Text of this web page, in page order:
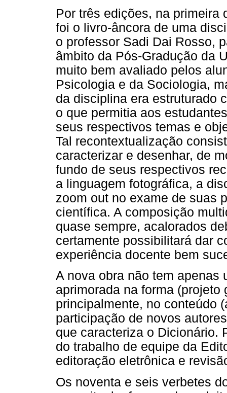
Por três edições, na primeira
foi o livro-âncora de uma
o professor Sadi Dai Rosso,
âmbito da Pós-Gradução da
muito bem avaliado pelos
Psicologia e da Sociologia,
da disciplina era estruturado
o que permitia aos
seus respectivos temas e
Tal recontextualização
caracterizar e desenhar, de
fundo de seus respectivos
a linguagem fotográfica, a
zoom out no exame de suas
científica. A composição
quase sempre, acalorados
certamente possibilitará dar
experiência docente bem
A nova obra não tem apenas
aprimorada na forma
principalmente, no conteúdo
participação de novos
que caracteriza o Dicionário.
do trabalho de equipe da
editoração eletrônica e
Os noventa e seis verbetes